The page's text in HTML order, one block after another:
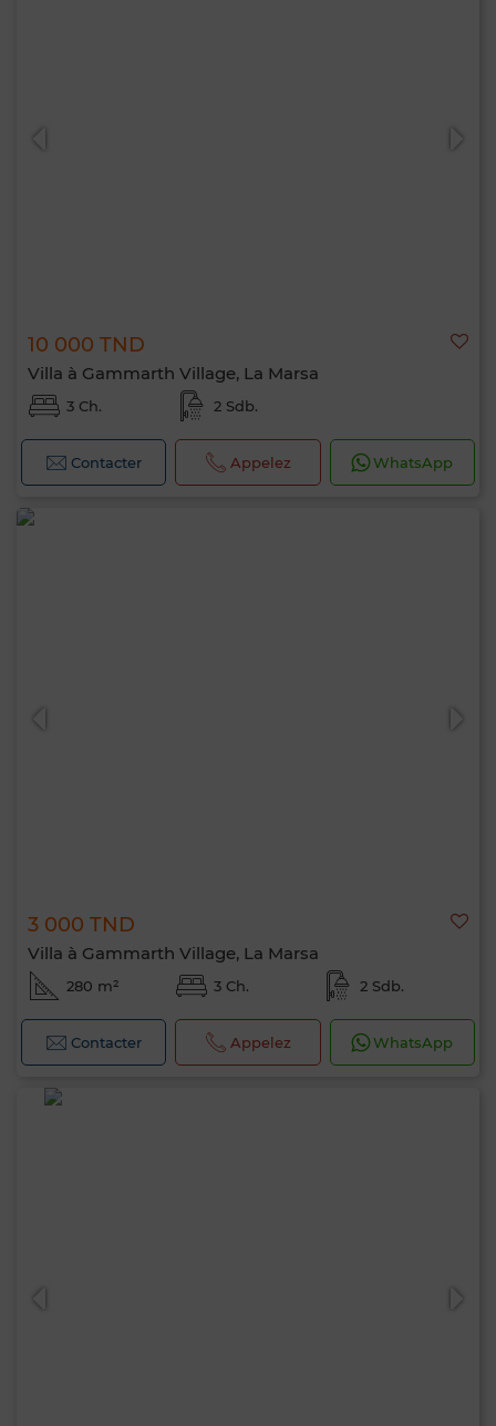
10 000 TND
Villa à Gammarth Village, La Marsa
3 Ch. 2 Sdb.
Contacter Appelez WhatsApp
3 000 TND
Villa à Gammarth Village, La Marsa
280 m² 3 Ch. 2 Sdb.
Contacter Appelez WhatsApp